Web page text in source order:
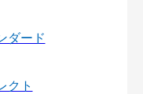
ダード
クト